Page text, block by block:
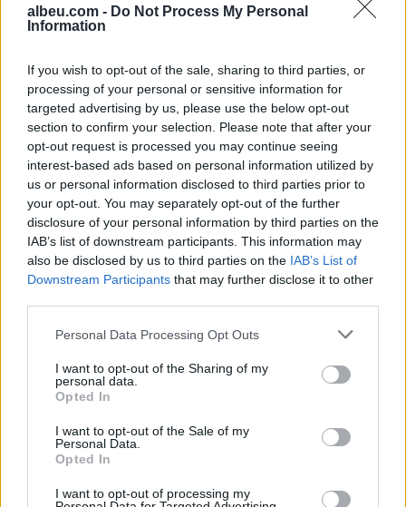
albeu.com - Do Not Process My Personal
Information
If you wish to opt-out of the sale, sharing to third parties, or
processing of your personal or sensitive information for
targeted advertising by us, please use the below opt-out
section to confirm your selection. Please note that after your
opt-out request is processed you may continue seeing
interest-based ads based on personal information utilized by
us or personal information disclosed to third parties prior to
your opt-out. You may separately opt-out of the further
disclosure of your personal information by third parties on the
IAB’s list of downstream participants. This information may
also be disclosed by us to third parties on the IAB’s List of
Downstream Participants that may further disclose it to other
Personal Data Processing Opt Outs
I want to opt-out of the Sharing of my
personal data.
Opted In
I want to opt-out of the Sale of my
Personal Data.
Opted In
I want to opt-out of processing my
dhe flakët u përhapën drejt
malit
Esim for USA|Esim for Italy|Esim for Spain | Esim